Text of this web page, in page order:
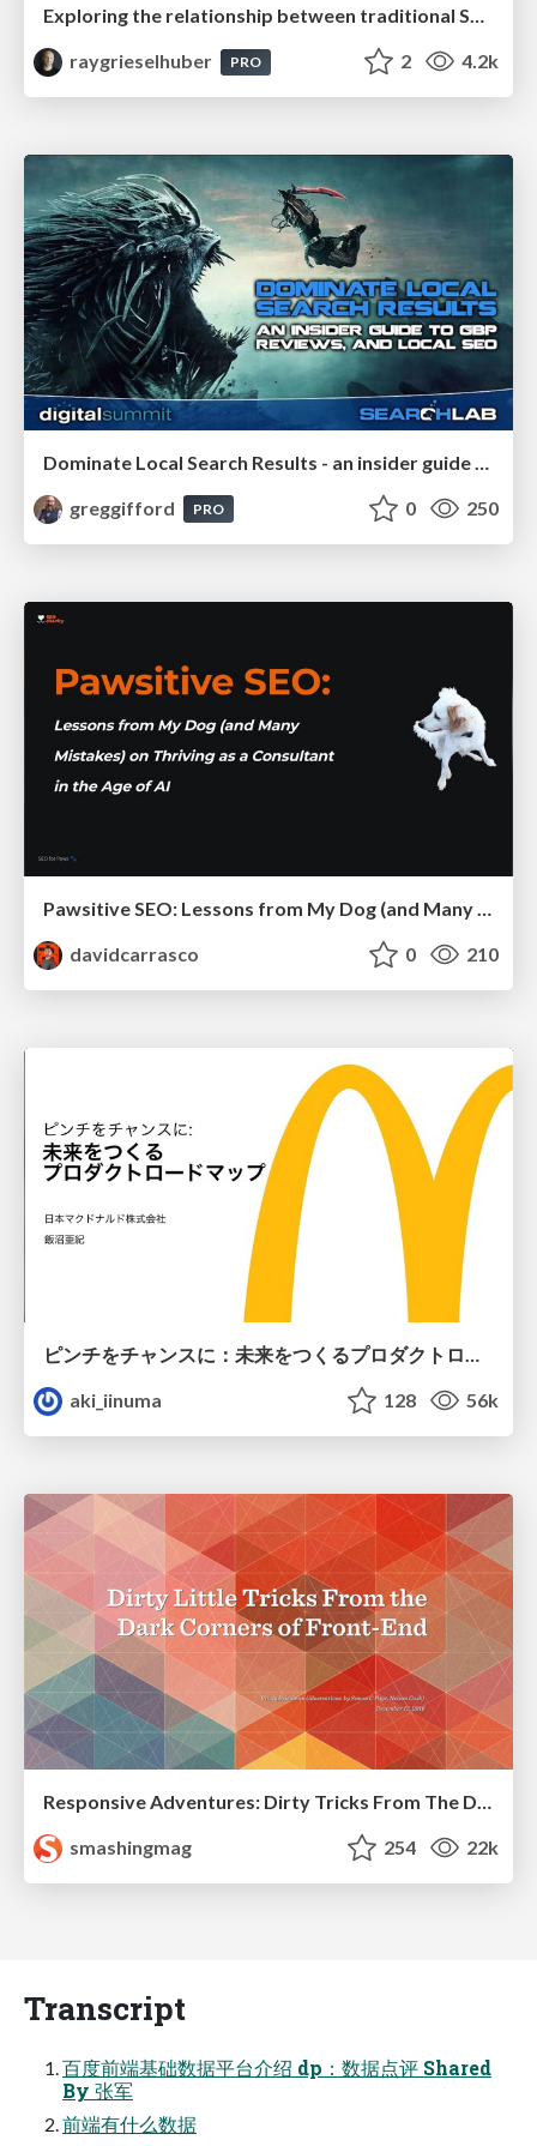
Exploring the relationship between traditional SERPs and Gen AI search
raygrieselhuber
PRO 2 4.2k
greggifford
PRO 0 250
Pawsitive SEO: Lessons from My Dog (and Many Mistakes) on Thriving as a Consultant in the Age of AI
davidcarrasco
0 210
ピンチをチャンスに：未来をつくるプロダクトロードマップ #pmconf2020
aki_iinuma
128 56k
smashingmag
254 22k
Transcript
百度前端基础数据平台介绍 dp：数据点评 Shared
By 张军
前端有什么数据